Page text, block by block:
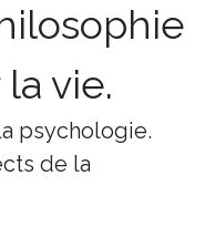
vie.
psychologie.
de la